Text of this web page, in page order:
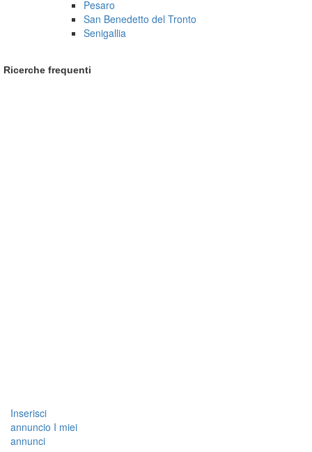
Pesaro
San Benedetto del Tronto
Senigallia
Ricerche frequenti
Inserisci
annuncio I miei
annunci